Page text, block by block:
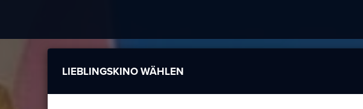
LIEBLINGSKINO WÄHLEN